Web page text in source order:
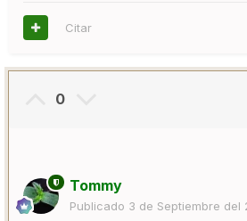
Citar
0
Tommy
Publicado 3 de Septiembre del